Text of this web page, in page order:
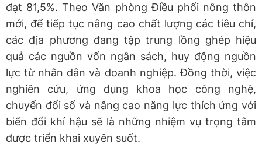
đạt 81,5%. Theo Văn phòng Điều phối nông thôn
mới, để tiếp tục nâng cao chất lượng các tiêu chí,
các địa phương đang tập trung lồng ghép hiệu
quả các nguồn vốn ngân sách, huy động nguồn
lực từ nhân dân và doanh nghiệp. Đồng thời, việc
nghiên cứu, ứng dụng khoa học công nghệ,
chuyển đổi số và nâng cao năng lực thích ứng với
biến đổi khí hậu sẽ là những nhiệm vụ trọng tâm
được triển khai xuyên suốt.